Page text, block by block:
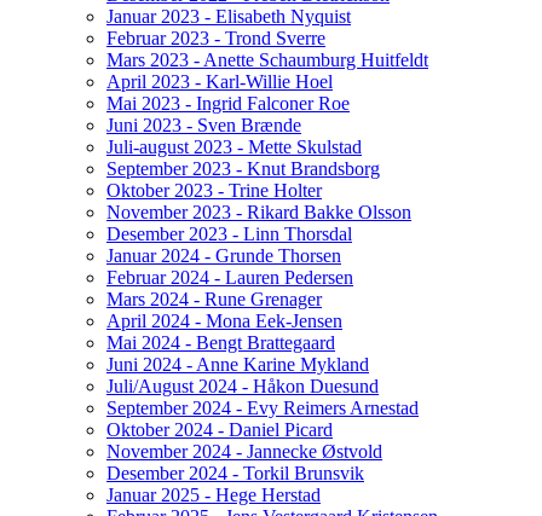
Januar 2023 - Elisabeth Nyquist
Februar 2023 - Trond Sverre
Mars 2023 - Anette Schaumburg Huitfeldt
April 2023 - Karl-Willie Hoel
Mai 2023 - Ingrid Falconer Roe
Juni 2023 - Sven Brænde
Juli-august 2023 - Mette Skulstad
September 2023 - Knut Brandsborg
Oktober 2023 - Trine Holter
November 2023 - Rikard Bakke Olsson
Desember 2023 - Linn Thorsdal
Januar 2024 - Grunde Thorsen
Februar 2024 - Lauren Pedersen
Mars 2024 - Rune Grenager
April 2024 - Mona Eek-Jensen
Mai 2024 - Bengt Brattegaard
Juni 2024 - Anne Karine Mykland
Juli/August 2024 - Håkon Duesund
September 2024 - Evy Reimers Arnestad
Oktober 2024 - Daniel Picard
November 2024 - Jannecke Østvold
Desember 2024 - Torkil Brunsvik
Januar 2025 - Hege Herstad